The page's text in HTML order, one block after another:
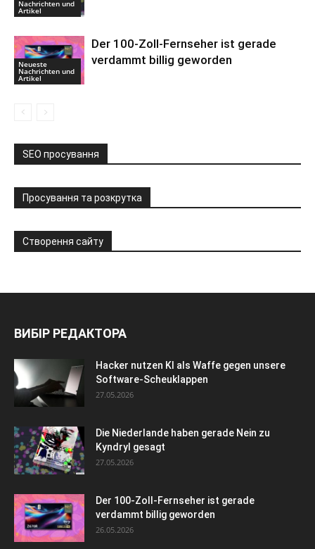
Nachrichten und
Artikel
Neueste
Nachrichten und
Artikel
Der 100-Zoll-Fernseher ist gerade
verdammt billig geworden
SEO просування
Просування та розкрутка
Створення сайту
ВИБІР РЕДАКТОРА
Hacker nutzen KI als Waffe gegen unsere
Software-Scheuklappen
27.05.2026
Die Niederlande haben gerade Nein zu
Kyndryl gesagt
27.05.2026
Der 100-Zoll-Fernseher ist gerade
verdammt billig geworden
26.05.2026